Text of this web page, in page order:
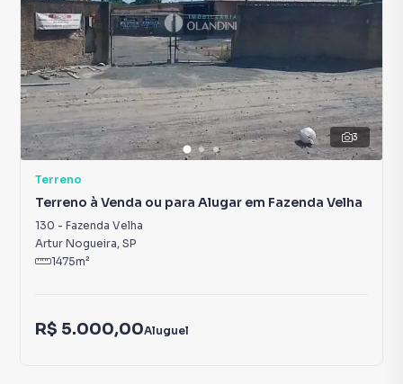
3
Terreno
Terreno à Venda ou para Alugar em Fazenda Velha
130 - Fazenda Velha
Artur Nogueira, SP
1475m²
R$ 5.000,00Aluguel